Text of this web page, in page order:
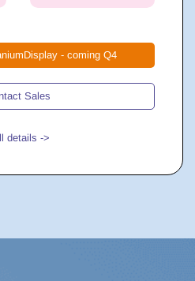
- coming Q4
Sales
details ->